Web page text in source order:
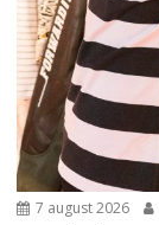
7 august 2026